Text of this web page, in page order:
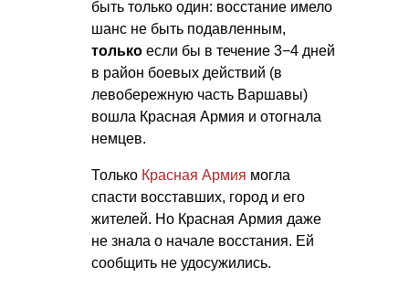
быть только один: восстание имело
шанс не быть подавленным,
только если бы в течение 3−4 дней
в район боевых действий (в
левобережную часть Варшавы)
вошла Красная Армия и отогнала
немцев.
Только Красная Армия могла
спасти восставших, город и его
жителей. Но Красная Армия даже
не знала о начале восстания. Ей
сообщить не удосужились.